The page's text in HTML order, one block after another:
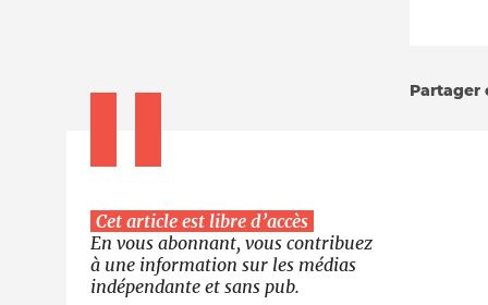
Partager
Cet article est libre d’accès
En vous abonnant, vous contribuez
à une information sur les médias
indépendante et sans pub.